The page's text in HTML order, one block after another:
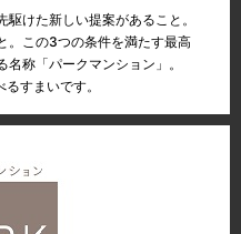
けた新しい提案があること。
。この3つの条件を満たす最高
称「パークマンション」。
すまいです。